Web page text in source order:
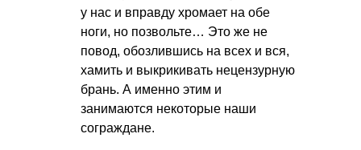
у нас и вправду хромает на обе
ноги, но позвольте… Это же не
повод, обозлившись на всех и вся,
хамить и выкрикивать нецензурную
брань. А именно этим и
занимаются некоторые наши
сограждане.